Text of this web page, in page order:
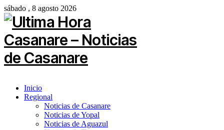
sábado , 8 agosto 2026
Inicio
Regional
Noticias de Casanare
Noticias de Yopal
Noticias de Aguazul